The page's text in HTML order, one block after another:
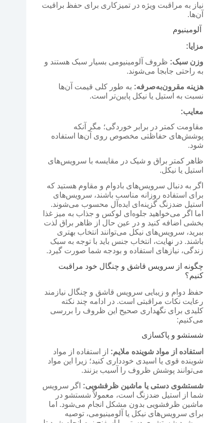
نیاز به مراقبت ویژه در تمیزکاری برای حفظ براقیت
آن‌ها.
آلومینیوم
مزایا:
وزن سبک: ظروف آلومینیومی بسیار سبک هستند و
به راحتی جابجا می‌شوند.
هزینه مقرون‌به‌صرفه: به طور کلی قیمت آن‌ها
نسبت به استیل یا نیکل پایین‌تر است.
معایب:
مقاومت کمتر در برابر خوردگی؛ مگر آنکه
پوشش‌های حفاظتی مخصوص روی آن‌ها استفاده
شود.
ظاهر کمتر براق و شیک در مقایسه با سرویس‌های
استیل یا نیکل.
اگر به دنبال سرویس‌های بادوام و مقاوم هستید که
برای استفاده روزانه مناسب باشند، سرویس‌های
استیل ضدزنگ گزینه‌ای ایده‌آل محسوب می‌شوند.
اما اگر می‌خواهید جلوه‌ای لوکس و جذاب به میز غذا
بخشی اضافه کنید و در عین حال از ظاهر براق لذت
ببرید، سرویس‌های نیکل می‌توانند انتخاب بهتری
باشند. در نهایت، انتخاب جنس باید با توجه به سبک
زندگی، نیازهای استفاده و بودجه شما صورت گیرد.
چگونه از سرویس قاشق و چنگال خود مراقبت
کنیم؟
حفظ دوام و زیبایی سرویس قاشق و چنگال نیازمند
رعایت نکات مراقبتی است. در ادامه چند نکته
کلیدی برای نگهداری صحیح این ظروف را بررسی
می‌کنیم:
شستشو و پاکسازی
استفاده از مواد شوینده ملایم: از استفاده از مواد
شوینده قوی یا اسیدی خودداری کنید؛ زیرا این مواد
می‌توانند پوشش ظروف را آسیب بزنند.
شستشوی دستی یا ماشین ظرفشویی: اگر سرویس
شما از استیل ضدزنگ است، معمولاً شستشو در
ماشین ظرفشویی بدون مشکل انجام می‌شود. اما
برای سرویس‌های نیکل یا آلومینیومی، توصیه